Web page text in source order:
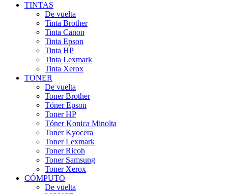
TINTAS
De vuelta
Tinta Brother
Tinta Canon
Tinta Epson
Tinta HP
Tinta Lexmark
Tinta Xerox
TONER
De vuelta
Toner Brother
Tóner Epson
Toner HP
Tóner Konica Minolta
Toner Kyocera
Toner Lexmark
Toner Ricoh
Toner Samsung
Toner Xerox
CÓMPUTO
De vuelta